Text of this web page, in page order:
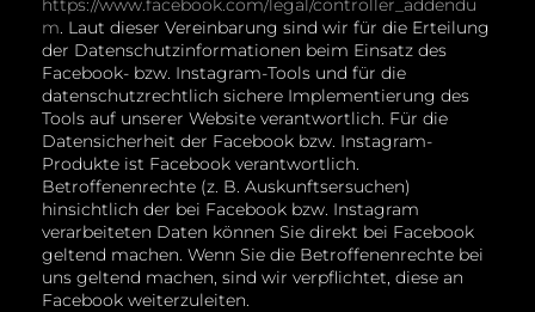
https://www.facebook.com/legal/controller_addendu
m. Laut dieser Vereinbarung sind wir für die Erteilung
der Datenschutzinformationen beim Einsatz des
Facebook- bzw. Instagram-Tools und für die
datenschutzrechtlich sichere Implementierung des
Tools auf unserer Website verantwortlich. Für die
Datensicherheit der Facebook bzw. Instagram-
Produkte ist Facebook verantwortlich.
Betroffenenrechte (z. B. Auskunftsersuchen)
hinsichtlich der bei Facebook bzw. Instagram
verarbeiteten Daten können Sie direkt bei Facebook
geltend machen. Wenn Sie die Betroffenenrechte bei
uns geltend machen, sind wir verpflichtet, diese an
Facebook weiterzuleiten.